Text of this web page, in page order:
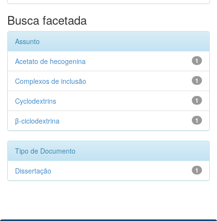
Busca facetada
Assunto
1
Acetato de hecogenina
1
Complexos de inclusão
1
Cyclodextrins
1
β-ciclodextrina
Tipo de Documento
1
Dissertação